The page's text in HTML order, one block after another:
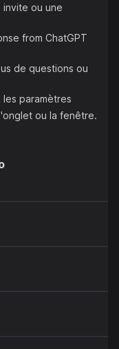
invite ou une
from ChatGPT
de questions ou
paramètres
ou la fenêtre.